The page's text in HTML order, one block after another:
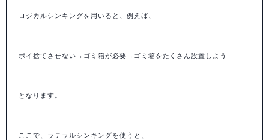
ロジカルシンキングを用いると、例えば、
ポイ捨てさせない→ゴミ箱が必要→ゴミ箱をたくさん設置しよう
となります。
ここで、ラテラルシンキングを使うと、